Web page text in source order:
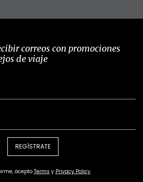
correos con promociones
de viaje
REGÍSTRATE
aceptoTerms y Privacy Policy.